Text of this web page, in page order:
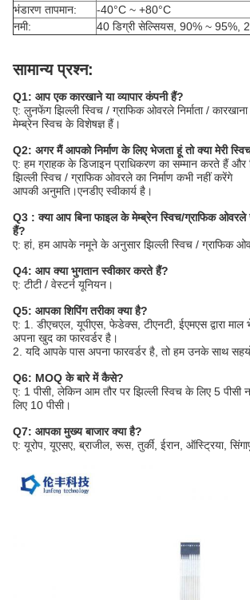
भंडारण तापमान:
-40°C ~ +80°C
नमी:
40 डिग्री सेल्सियस, 90% ~ 95%,
सामान्य प्रश्न:
Q1: आप एक कारखाने या व्यापार कंपनी हैं?
ए: लुनफेंग झिल्ली स्विच / ग्राफिक ओवरले निर्माता /
मेम्ब्रेन स्विच के विशेषज्ञ हैं।
Q2: अगर मैं आपको निर्माण के लिए भेजता हूं तो क्या मेरी
ए: हम ग्राहक के डिजाइन प्राधिकरण का सम्मान करते हैं और
झिल्ली स्विच / ग्राफिक ओवरले का निर्माण कभी नहीं करेंगे
आपकी अनुमति।एनडीए स्वीकार्य है।
Q3 : क्या आप बिना फाइल के मेम्ब्रेन स्विच/ग्राफिक
हैं?
ए: हां, हम आपके नमूने के अनुसार झिल्ली स्विच / ग्राफिक
Q4: आप क्या भुगतान स्वीकार करते हैं?
ए: टीटी / वेस्टर्न यूनियन।
Q5: आपका शिपिंग तरीका क्या है?
ए: 1. डीएचएल, यूपीएस, फेडेक्स, टीएनटी, ईएमएस द्वारा
अपना खुद का फारवर्डर है।
2. यदि आपके पास अपना फारवर्डर है, तो हम उनके साथ
Q6: MOQ के बारे में कैसे?
ए: 1 पीसी, लेकिन आम तौर पर झिल्ली स्विच के लिए 5
लिए 10 पीसी।
Q7: आपका मुख्य बाजार क्या है?
ए: यूरोप, यूएसए, ब्राजील, रूस, तुर्की, ईरान, ऑस्ट्रिया,